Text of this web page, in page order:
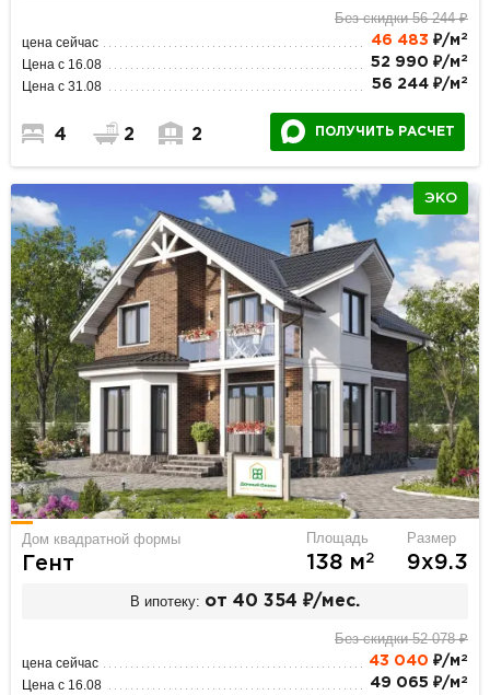
Без скидки 56 244 ₽
цена сейчас 46 483 ₽/м 2
Цена с 16.08 52 990 ₽/м 2
Цена с 31.08 56 244 ₽/м 2
4 2 2 ПОЛУЧИТЬ РАСЧЕТ
ЭКО
Дом квадратной формы
Гент
Площадь
138 м2
Размер
9х9.3
В ипотеку: от 40 354 ₽/мес.
Без скидки 52 078 ₽
цена сейчас 43 040 ₽/м 2
Цена с 16.08 49 065 ₽/м 2